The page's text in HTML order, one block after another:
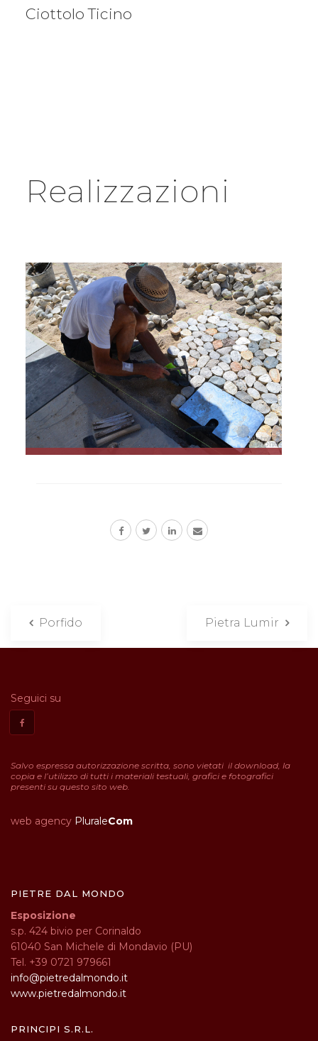
Ciottolo Ticino
Realizzazioni
Porfido Pietra Lumir
Seguici su
Salvo espressa autorizzazione scritta, sono vietati il download, la
copia e l’utilizzo di tutti i materiali testuali, grafici e fotografici
presenti su questo sito web.
web agency PluraleCom
PIETRE DAL MONDO
Esposizione
s.p. 424 bivio per Corinaldo
61040 San Michele di Mondavio (PU)
Tel. +39 0721 979661
info@pietredalmondo.it
www.pietredalmondo.it
PRINCIPI S.R.L.